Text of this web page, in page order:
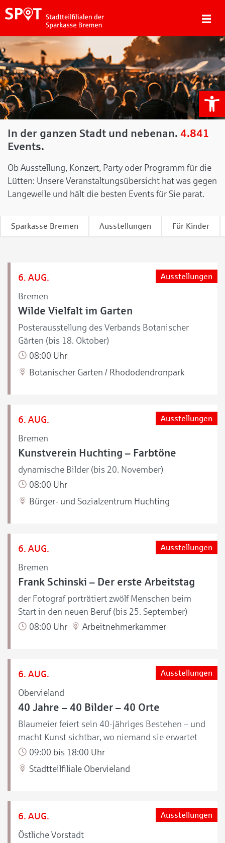
In der ganzen Stadt und nebenan. 4.841
Events.
Ob Ausstellung, Konzert, Party oder Programm für die
Lütten: Unsere Veranstaltungsübersicht hat was gegen
Langeweile und hält die besten Events für Sie parat.
Sparkasse Bremen Ausstellungen Für Kinder
6. AUG.
Bremen
Ausstellungen
Wilde Vielfalt im Garten
Posterausstellung des Verbands Botanischer
Gärten (bis 18. Oktober)
08:00 Uhr
Botanischer Garten / Rhododendronpark
6. AUG.
Bremen
Ausstellungen
Kunstverein Huchting – Farbtöne
dynamische Bilder (bis 20. November)
08:00 Uhr
Bürger- und Sozialzentrum Huchting
6. AUG.
Bremen
Ausstellungen
Frank Schinski – Der erste Arbeitstag
der Fotograf porträtiert zwölf Menschen beim
Start in den neuen Beruf (bis 25. September)
08:00 Uhr
Arbeitnehmerkammer
6. AUG.
Obervieland
Ausstellungen
40 Jahre – 40 Bilder – 40 Orte
Blaumeier feiert sein 40-jähriges Bestehen – und
macht Kunst sichtbar, wo niemand sie erwartet
09:00 bis 18:00 Uhr
Stadtteilfiliale Obervieland
6. AUG.
Östliche Vorstadt
Ausstellungen